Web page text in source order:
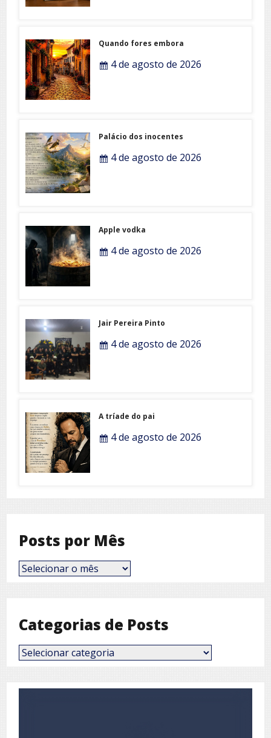
Quando fores embora
4 de agosto de 2026
Palácio dos inocentes
4 de agosto de 2026
Apple vodka
4 de agosto de 2026
Jair Pereira Pinto
4 de agosto de 2026
A tríade do pai
4 de agosto de 2026
Posts por Mês
Posts
por
Categorias de Posts
Categorias
de